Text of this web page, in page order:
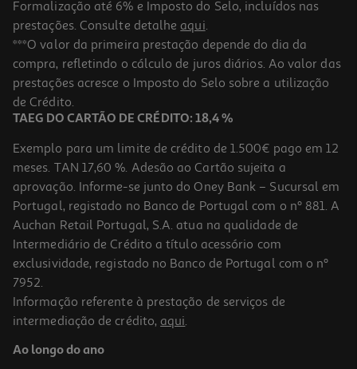
Formalização até 6% e Imposto do Selo, incluídos nas
prestações. Consulte detalhe aqui.
***O valor da primeira prestação depende do dia da
compra, refletindo o cálculo de juros diários. Ao valor das
prestações acresce o Imposto do Selo sobre a utilização
de Crédito.
TAEG DO CARTÃO DE CRÉDITO: 18,4 %
Exemplo para um limite de crédito de 1.500€ pago em 12
meses. TAN 17,60 %. Adesão ao Cartão sujeita a
aprovação. Informe-se junto do Oney Bank – Sucursal em
Portugal, registado no Banco de Portugal com o nº 881. A
Auchan Retail Portugal, S.A. atua na qualidade de
Intermediário de Crédito a título acessório com
exclusividade, registado no Banco de Portugal com o nº
7952.
Informação referente à prestação de serviços de
intermediação de crédito, aqui.
Ao longo do ano